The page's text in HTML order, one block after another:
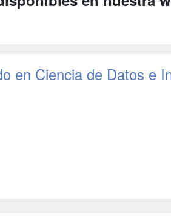
en Ciencia de Datos e